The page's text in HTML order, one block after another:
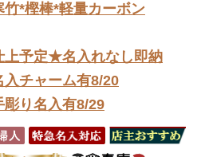
竹*樫棒*軽量カーボン
上予定★名入れなし即納
入チャーム有8/20
彫り名入有8/29